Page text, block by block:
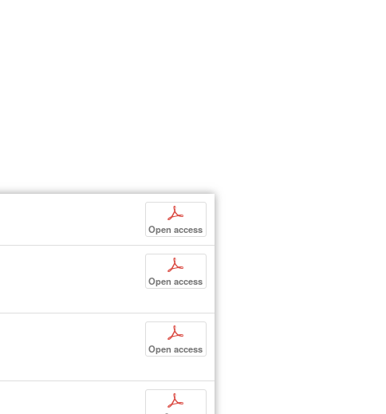
p
Open access
p
Open access
p
Open access
p